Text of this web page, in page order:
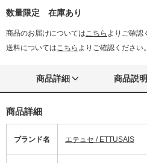
数量限定 在庫あり
商品のお届けについてはこちら よりご確認
送料についてはこちら よりご確認ください。
商品詳細 商品説明
商品詳細
ブランド名 エテュセ / ETTUSAIS